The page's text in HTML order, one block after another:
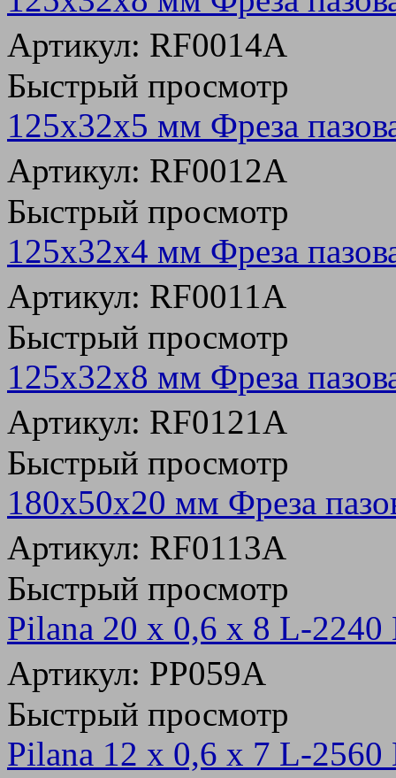
Артикул: RF0014A
Быстрый просмотр
125х32х5 мм Фреза
Артикул: RF0012A
Быстрый просмотр
125х32х4 мм Фреза
Артикул: RF0011A
Быстрый просмотр
125х32х8 мм Фреза
Артикул: RF0121A
Быстрый просмотр
180х50х20 мм Фреза
Артикул: RF0113A
Быстрый просмотр
Pilana 20 х 0,6 x 8 L-2240
Артикул: PP059A
Быстрый просмотр
Pilana 12 х 0,6 x 7 L-2560